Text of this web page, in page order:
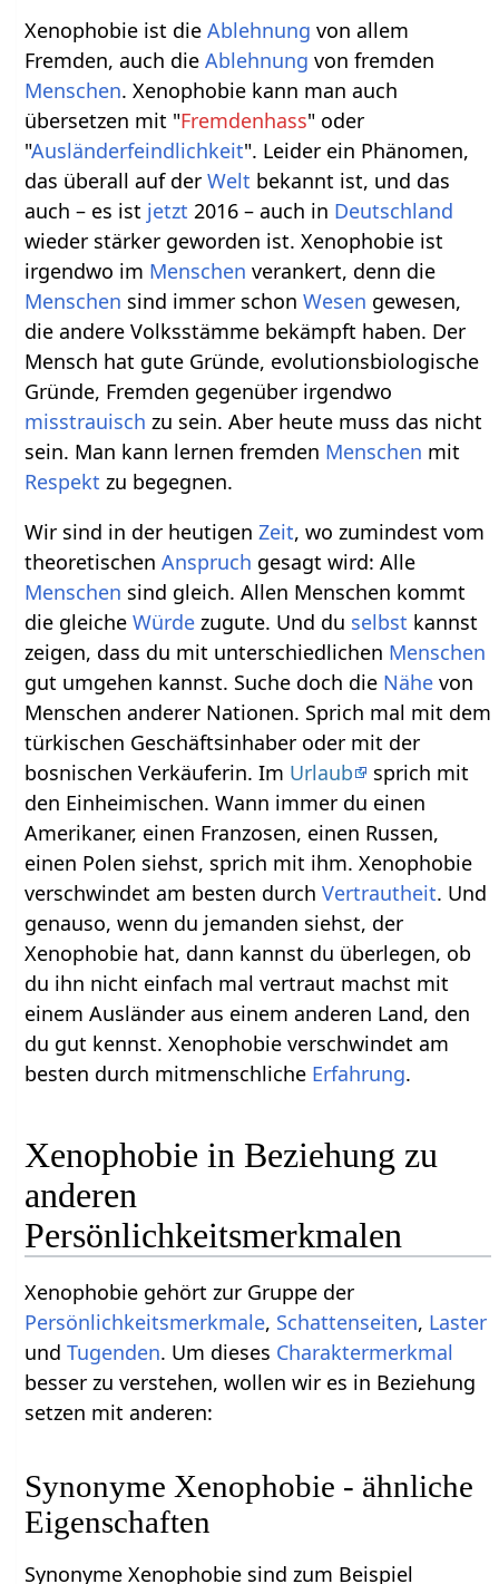
Xenophobie ist dieAblehnung von allem
Fremden, auch dieAblehnung von fremden
Menschen. Xenophobie kann man auch
übersetzen mit "Fremdenhass" oder
"Ausländerfeindlichkeit". Leider ein Phänomen,
das überall auf derWelt bekannt ist, und das
auch – es ist jetzt 2016 – auch in Deutschland
wieder stärker geworden ist. Xenophobie ist
irgendwo im Menschen verankert, denn die
Menschen sind immer schonWesen gewesen,
die andere Volksstämme bekämpft haben. Der
Mensch hat gute Gründe, evolutionsbiologische
Gründe, Fremden gegenüber irgendwo
misstrauisch zu sein. Aber heute muss das nicht
sein. Man kann lernen fremden Menschen mit
Respekt zu begegnen.
Wir sind in der heutigenZeit, wo zumindest vom
theoretischenAnspruch gesagt wird: Alle
Menschen sind gleich. Allen Menschen kommt
die gleicheWürde zugute. Und du selbst kannst
zeigen, dass du mit unterschiedlichen Menschen
gut umgehen kannst. Suche doch die Nähe von
Menschen anderer Nationen. Sprich mal mit dem
türkischen Geschäftsinhaber oder mit der
bosnischen Verkäuferin. Im Urlaub
sprich mit
den Einheimischen. Wann immer du einen
Amerikaner, einen Franzosen, einen Russen,
einen Polen siehst, sprich mit ihm. Xenophobie
verschwindet am besten durchVertrautheit. Und
genauso, wenn du jemanden siehst, der
Xenophobie hat, dann kannst du überlegen, ob
du ihn nicht einfach mal vertraut machst mit
einem Ausländer aus einem anderen Land, den
du gut kennst. Xenophobie verschwindet am
besten durch mitmenschliche Erfahrung.
Xenophobie in Beziehung zu
anderen
Persönlichkeitsmerkmalen
Xenophobie gehört zur Gruppe der
Persönlichkeitsmerkmale, Schattenseiten, Laster
undTugenden. Um dieses Charaktermerkmal
besser zu verstehen, wollen wir es in Beziehung
setzen mit anderen:
Synonyme Xenophobie - ähnliche
Eigenschaften
Synonyme Xenophobie sind zum Beispiel